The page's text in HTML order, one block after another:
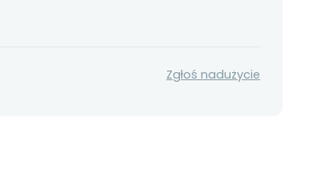
Zgłoś nadużycie